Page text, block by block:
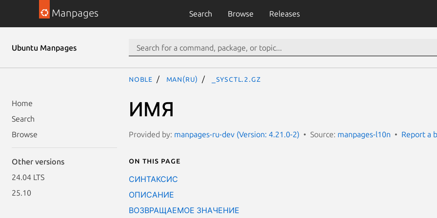
Manpages Search Browse Releases
Ubuntu Manpages
Home
Search
Browse
Other versions
24.04 LTS
25.10
noble man(ru) _sysctl.2.gz
ИМЯ
Provided by: manpages-ru-dev (Version: 4.21.0-2) Source: manpages-l10n Report a
On this page
СИНТАКСИС
ОПИСАНИЕ
ВОЗВРАЩАЕМОЕ ЗНАЧЕНИЕ